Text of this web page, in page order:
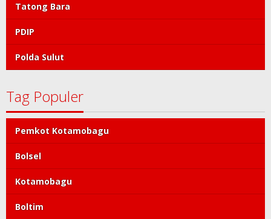
Tatong Bara
PDIP
Polda Sulut
Tag Populer
Pemkot Kotamobagu
Bolsel
Kotamobagu
Boltim